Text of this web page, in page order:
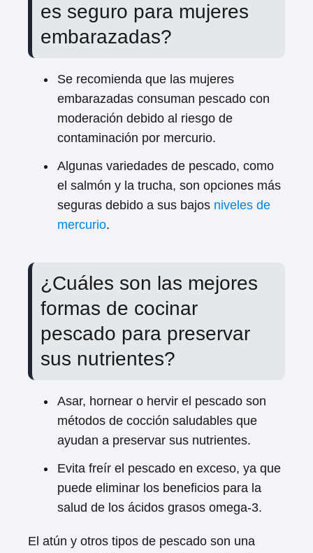
es seguro para mujeres
embarazadas?
Se recomienda que las mujeres
embarazadas consuman pescado con
moderación debido al riesgo de
contaminación por mercurio.
Algunas variedades de pescado, como
el salmón y la trucha, son opciones más
seguras debido a sus bajos niveles de
mercurio.
¿Cuáles son las mejores
formas de cocinar
pescado para preservar
sus nutrientes?
Asar, hornear o hervir el pescado son
métodos de cocción saludables que
ayudan a preservar sus nutrientes.
Evita freír el pescado en exceso, ya que
puede eliminar los beneficios para la
salud de los ácidos grasos omega-3.
El atún y otros tipos de pescado son una